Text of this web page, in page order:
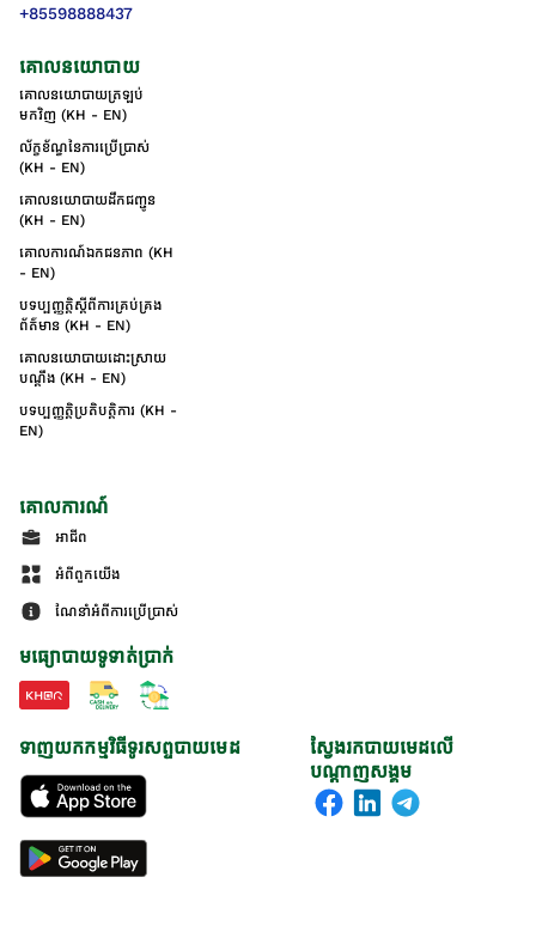
+85598888437
គោលនយោបាយ
គោលនយោបាយត្រឡប់
មកវិញ (KH - EN)
ល័ក្ខខ័ណ្ឌនៃការប្រើប្រាស់
(KH - EN)
គោលនយោបាយដឹកជញ្ជូន
(KH - EN)
គោលការណ៍ឯកជនភាព (KH
- EN)
បទប្បញ្ញត្តិស្តីពីការគ្រប់គ្រង
ព័ត៌មាន (KH - EN)
គោលនយោបាយដោះស្រាយ
បណ្ដឹង (KH - EN)
បទប្បញ្ញត្តិប្រតិបត្តិការ (KH -
EN)
គោលការណ៍
អាជីព
អំពីពួកយើង
ណែនាំអំពីការប្រើប្រាស់
មធ្យោបាយទូទាត់ប្រាក់
ស្វែងរកបាយមេដលើ
បណ្តាញសង្គម
ទាញយកកម្មវិធីទូរសព្ទបាយមេដ